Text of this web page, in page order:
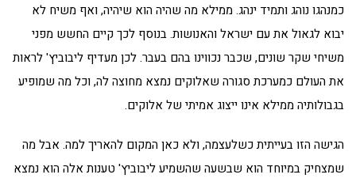
כמנהגו נוהג ותמיד ינהג. ממילא מה שהיה הוא שיהיה, ואף משיח לא
יבוא לגאול את עם ישראל והאנושות. בנוסף לכך קיים החשש מפני
משיחי שקר שונים, שכבר נכווינו בהם בעבר. לכן מעדיף ליבוביץ' לראות
את העולם כמערכת סגורה שאלוקים נמצא מחוצה לה, וכל מה שמופיע
בגבולותיה ממילא אינו ייצוג אמיתי של אלוקים.
הגישה הזו בעייתית כשלעצמה, ולא כאן המקום להאריך למה. אבל מה
שמצחיק במיוחד הוא שבשעה שהשמיע ליבוביץ' טענות אלה הוא נמצא